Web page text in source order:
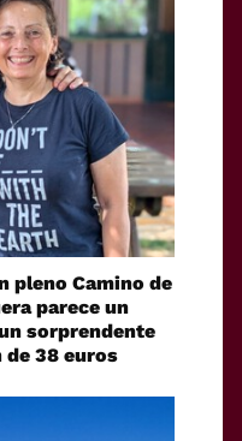
pleno Camino de
parece un
sorprendente
38 euros